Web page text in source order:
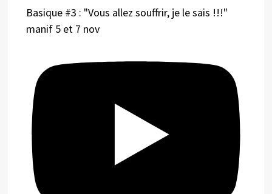
Basique #3 : "Vous allez souffrir, je le sais !!!"
manif 5 et 7 nov